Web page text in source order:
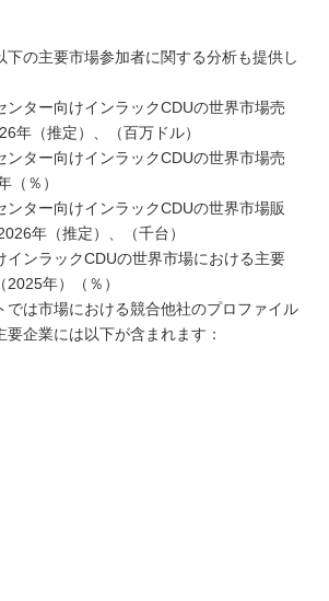
下の主要市場参加者に関する分析も提供し
ンター向けインラックCDUの世界市場売
年（推定）、（百万ドル）
ンター向けインラックCDUの世界市場売
（％）
ンター向けインラックCDUの世界市場販
年（推定）、（千台）
インラックCDUの世界市場における主要
年）（％）
では市場における競合他社のプロファイル
要企業には以下が含まれます：